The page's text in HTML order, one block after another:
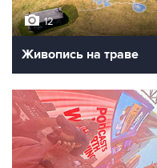
12
Живопись на траве